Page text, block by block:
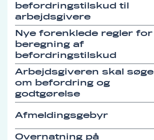
befordringstilskud til
arbejdsgivere
Nye forenklede regler for
beregning af
befordringstilskud
Arbejdsgiveren skal søge
om befordring og
godtgørelse
Afmeldingsgebyr
Overnatning på